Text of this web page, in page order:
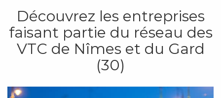
Découvrez les entreprises
faisant partie du réseau des
VTC de Nîmes et du Gard
(30)